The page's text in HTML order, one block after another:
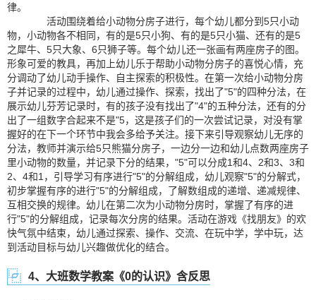
律。
活动围绕着给小动物分房子进行，每个幼儿都分到5只小动
物，小动物各不相同，有的是5只小狗、有的是5只小猫、还有的是5
之犀牛、5只大象、6只狮子等。每个幼儿还一张画有两座房子的图。
形象可爱的教具，再加上幼儿乐于帮助小动物分房子的喜悦心情，充
分调动了幼儿动手操作、自主探索的积极性。在第一次给小动物分房
子并记录的过程中，幼儿通过操作、探索，找出了"5"的四种分法，在
展示幼儿芬芳记录时，有的孩子没有找出了"4"的五种分法，还有的分
出了一组数字合起来不是"5，这是孩子们的一次尝试记录，对没有掌
握好的在下一个环节中我会多给予关注。接下来引导观察幼儿无序的
分法，教师并演示给5只熊猫分房子，一边分一边和幼儿点数两座房子
里小动物的数量，并记录下分的结果，"5"可以分成1和4、2和3、3和
2、4和1，引导学习有序进行"5"的分解组成，幼儿观察"5"的分解式，
初步掌握有序的进行"5"的分解组成，了解数组成的递增、递减规律、
互相交换的规律。幼儿在第二次为小动物分房时，掌握了有序的进
行"5"的分解组成，记录每次分房的结果。活动在游戏《找朋友》的欢
快气氛中结束，幼儿通过探索、操作、交流、在玩中学，学中玩，达
到活动目标与幼儿兴趣做优化的结合。
4、大班数学教案《0的认识》含反思